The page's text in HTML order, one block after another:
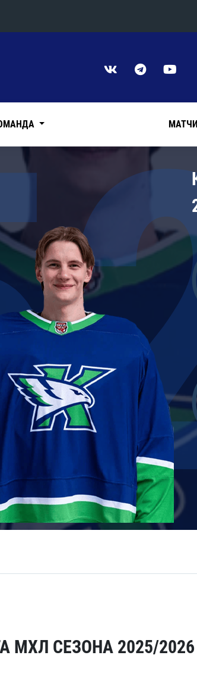
Юлаев
МАТЧИ
МХЛ СЕЗОНА 2025/2026